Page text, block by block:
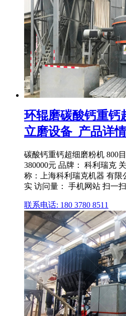
环辊磨碳酸钙重钙
立磨设备_产品详情
碳酸钙重钙超细磨粉机 800
380000元 品牌： 科利瑞克
称：上海科利瑞克机器 有限
实 访问量： 手机网站 扫一
联系电话: 180 3780 8511